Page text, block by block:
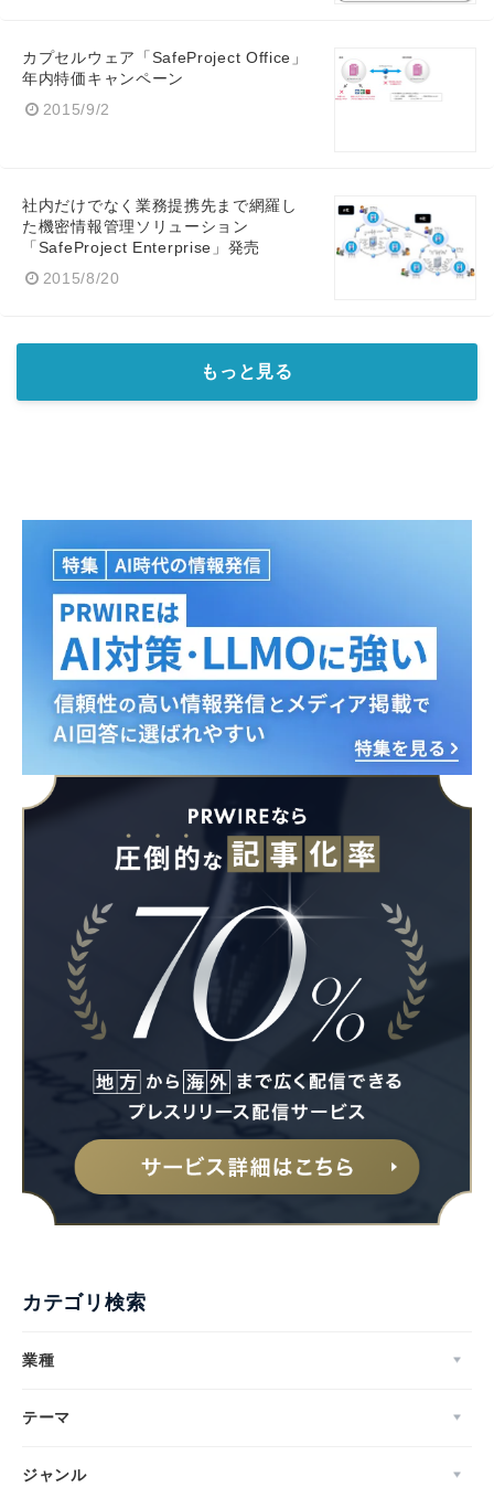
カプセルウェア「SafeProject Office」
年内特価キャンペーン
2015/9/2
社内だけでなく業務提携先まで網羅し
た機密情報管理ソリューション
「SafeProject Enterprise」発売
2015/8/20
もっと見る
カテゴリ検索
業種
テーマ
ジャンル